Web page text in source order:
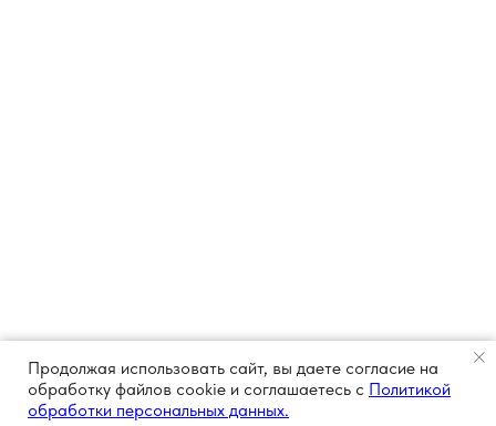
Продолжая использовать сайт, вы даете согласие на
обработку файлов cookie и соглашаетесь с Политикой
обработки персональных данных.